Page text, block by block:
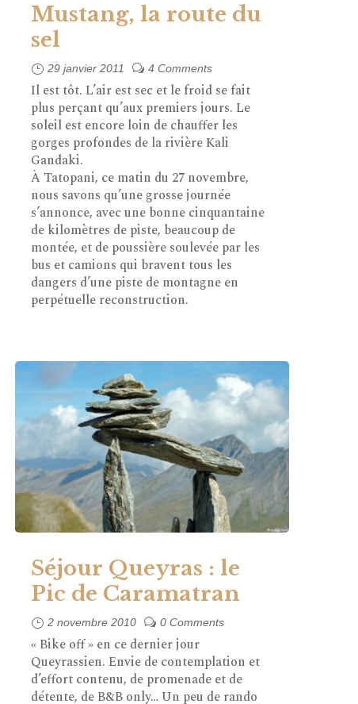
Mustang, la route du
sel
29 janvier 2011 4 Comments
Il est tôt. L’air est sec et le froid se fait
plus perçant qu’aux premiers jours. Le
soleil est encore loin de chauffer les
gorges profondes de la rivière Kali
Gandaki.
À Tatopani, ce matin du 27 novembre,
nous savons qu’une grosse journée
s’annonce, avec une bonne cinquantaine
de kilomètres de piste, beaucoup de
montée, et de poussière soulevée par les
bus et camions qui bravent tous les
dangers d’une piste de montagne en
perpétuelle reconstruction.
Séjour Queyras : le
Pic de Caramatran
2 novembre 2010 0 Comments
« Bike off » en ce dernier jour
Queyrassien. Envie de contemplation et
d’effort contenu, de promenade et de
détente, de B&B only… Un peu de rando